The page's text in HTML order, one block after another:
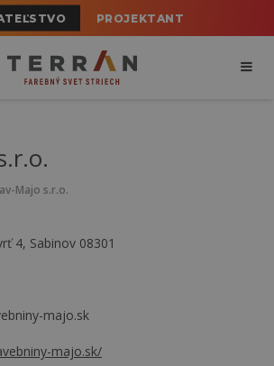
PROJEKTANT
Majo s.r.o.
4, Sabinov 08301
majo.sk
majo.sk/